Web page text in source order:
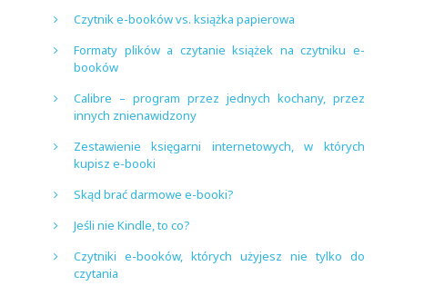
Czytnik e-booków vs. książka papierowa
Formaty plików a czytanie książek na czytniku e-
booków
Calibre – program przez jednych kochany, przez
innych znienawidzony
Zestawienie księgarni internetowych, w których
kupisz e-booki
Skąd brać darmowe e-booki?
Jeśli nie Kindle, to co?
Czytniki e-booków, których użyjesz nie tylko do
czytania